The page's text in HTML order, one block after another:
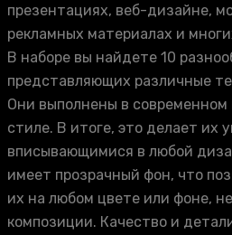
презентациях, веб-дизайне,
рекламных материалах и
В наборе вы найдете 10
представляющих различные
Они выполнены в
стиле. В итоге, это делает их
вписывающимися в любой
имеет прозрачный фон, что
их на любом цвете или фоне,
композиции. Качество и